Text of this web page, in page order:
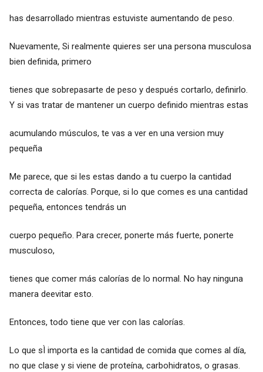
has desarrollado mientras estuviste aumentando de peso.
Nuevamente, Si realmente quieres ser una persona musculosa
bien definida, primero
tienes que sobrepasarte de peso y después cortarlo, definirlo.
Y si vas tratar de mantener un cuerpo definido mientras estas
acumulando músculos, te vas a ver en una version muy
pequeña
Me parece, que si les estas dando a tu cuerpo la cantidad
correcta de calorías. Porque, si lo que comes es una cantidad
pequeña, entonces tendrás un
cuerpo pequeño. Para crecer, ponerte más fuerte, ponerte
musculoso,
tienes que comer más calorías de lo normal. No hay ninguna
manera deevitar esto.
Entonces, todo tiene que ver con las calorías.
Lo que sÌ importa es la cantidad de comida que comes al día,
no que clase y si viene de proteína, carbohidratos, o grasas.